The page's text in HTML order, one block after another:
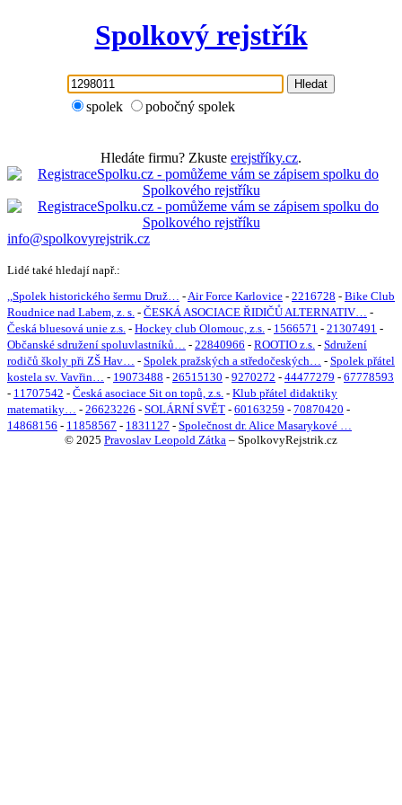
Spolkový rejstřík
Hledat
spolek pobočný spolek
Hledáte firmu? Zkuste erejstříky.cz.
info@spolkovyrejstrik.cz
Lidé také hledají např.:
,,Spolek historického šermu Druž… -Air Force Karlovice - 2216728 - Bike Club
Roudnice nad Labem, z. s. - ČESKÁ ASOCIACE ŘIDIČŮ ALTERNATIV… -
Česká bluesová unie z.s. - Hockey club Olomouc, z.s. - 1566571 - 21307491 -
Občanské sdružení spoluvlastníků… - 22840966 - ROOTIO z.s. - Sdružení
rodičů školy při ZŠ Hav… - Spolek pražských a středočeských… - Spolek přátel
kostela sv. Vavřin… - 19073488 - 26515130 - 9270272 - 44477279 - 67778593
- 11707542 - Česká asociace Sit on topů, z.s. - Klub přátel didaktiky
matematiky… - 26623226 - SOLÁRNÍ SVĚT - 60163259 - 70870420 -
14868156 - 11858567 - 1831127 - Společnost dr. Alice Masarykové …
© 2025 Pravoslav Leopold Zátka – SpolkovyRejstrik.cz